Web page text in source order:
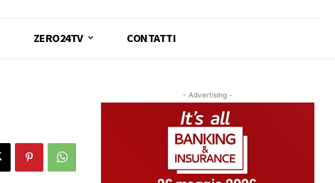
ZERO24TV CONTATTI
- Advertising -